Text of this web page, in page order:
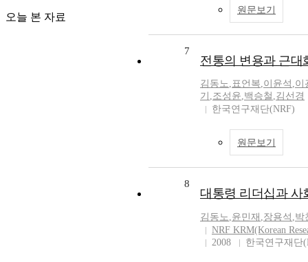
오늘 본 자료
원문보기
7
전통의 변용과 근대
김동노,표언복,이윤석 ,이
기 ,조성윤,백승철 ,김선경
한국연구재단(NRF)
원문보기
8
대통령 리더십과 사
김동노,윤민재 ,장용석 ,박
NRF KRM(Korean
2008
한국연구재단